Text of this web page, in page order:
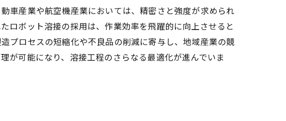
車産業や航空機産業においては、精密さと強度が求められ
ロボット溶接の採用は、作業効率を飛躍的に向上させると
プロセスの短縮化や不良品の削減に寄与し、地域産業の競
が可能になり、溶接工程のさらなる最適化が進んでいま